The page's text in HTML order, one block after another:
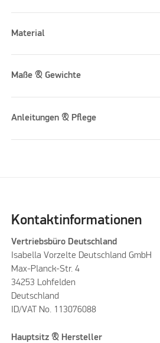
Material
Maße & Gewichte
Anleitungen & Pflege
Kontaktinformationen
Vertriebsbüro Deutschland
Isabella Vorzelte Deutschland GmbH
Max-Planck-Str. 4
34253 Lohfelden
Deutschland
ID/VAT No. 113076088
Hauptsitz & Hersteller